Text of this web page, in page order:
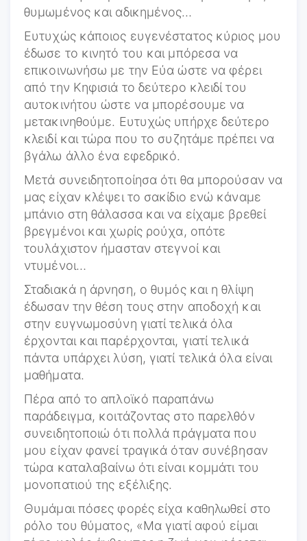
θυμωμένος και αδικημένος…
Ευτυχώς κάποιος ευγενέστατος κύριος μου
έδωσε το κινητό του και μπόρεσα να
επικοινωνήσω με την Εύα ώστε να φέρει
από την Κηφισιά το δεύτερο κλειδί του
αυτοκινήτου ώστε να μπορέσουμε να
μετακινηθούμε. Ευτυχώς υπήρχε δεύτερο
κλειδί και τώρα που το συζητάμε πρέπει να
βγάλω άλλο ένα εφεδρικό.
Μετά συνειδητοποίησα ότι θα μπορούσαν να
μας είχαν κλέψει το σακίδιο ενώ κάναμε
μπάνιο στη θάλασσα και να είχαμε βρεθεί
βρεγμένοι και χωρίς ρούχα, οπότε
τουλάχιστον ήμασταν στεγνοί και
ντυμένοι…
Σταδιακά η άρνηση, ο θυμός και η θλίψη
έδωσαν την θέση τους στην αποδοχή και
στην ευγνωμοσύνη γιατί τελικά όλα
έρχονται και παρέρχονται, γιατί τελικά
πάντα υπάρχει λύση, γιατί τελικά όλα είναι
μαθήματα.
Πέρα από το απλοϊκό παραπάνω
παράδειγμα, κοιτάζοντας στο παρελθόν
συνειδητοποιώ ότι πολλά πράγματα που
μου είχαν φανεί τραγικά όταν συνέβησαν
τώρα καταλαβαίνω ότι είναι κομμάτι του
μονοπατιού της εξέλιξης.
Θυμάμαι πόσες φορές είχα καθηλωθεί στο
ρόλο του θύματος, «Μα γιατί αφού είμαι